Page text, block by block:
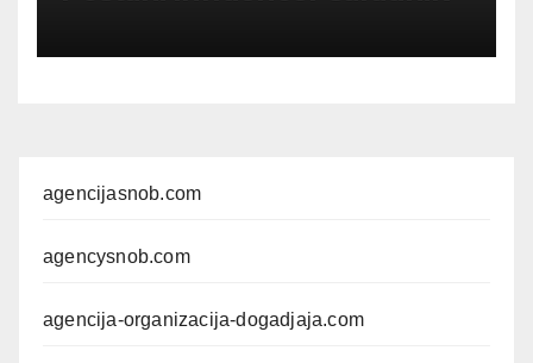
agencijasnob.com
agencysnob.com
agencija-organizacija-dogadjaja.com